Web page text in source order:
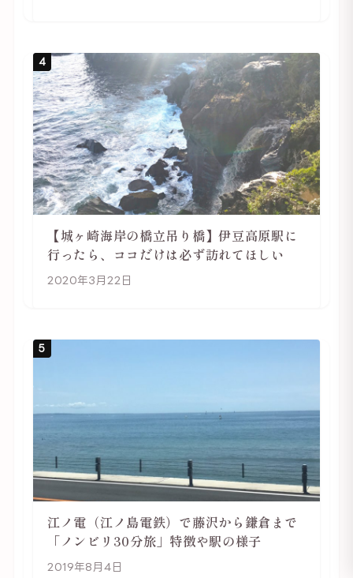
4
【城ヶ崎海岸の橋立吊り橋】伊豆高原駅に
行ったら、ココだけは必ず訪れてほしい
2020年3月22日
5
江ノ電（江ノ島電鉄）で藤沢から鎌倉まで
「ノンビリ30分旅」特徴や駅の様子
2019年8月4日